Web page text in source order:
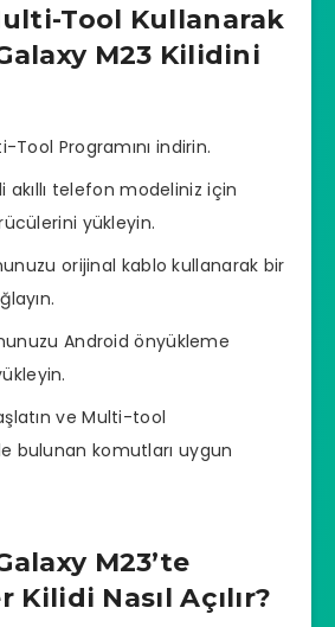
Tool Kullanarak
M23 Kilidini
Tool Programını indirin.
akıllı telefon modeliniz için
yükleyin.
orijinal kablo kullanarak bir
Android önyükleme
ve Multi-tool
bulunan komutları uygun
M23’te
Kilidi Nasıl Açılır?